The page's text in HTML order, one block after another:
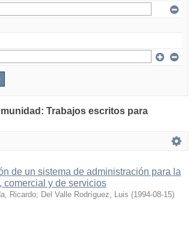
Trabajos escritos para
de un sistema de administración para la
comercial y de servicios
Ricardo; Del Valle Rodríguez, Luis (1994-08-15)